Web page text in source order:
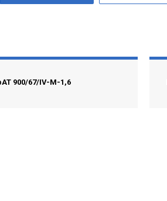
900/67/IV-М-1,6